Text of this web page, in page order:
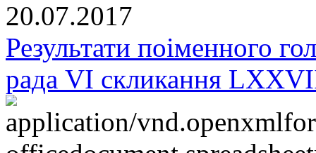
20.07.2017
Результати поіменного
рада VI скликання